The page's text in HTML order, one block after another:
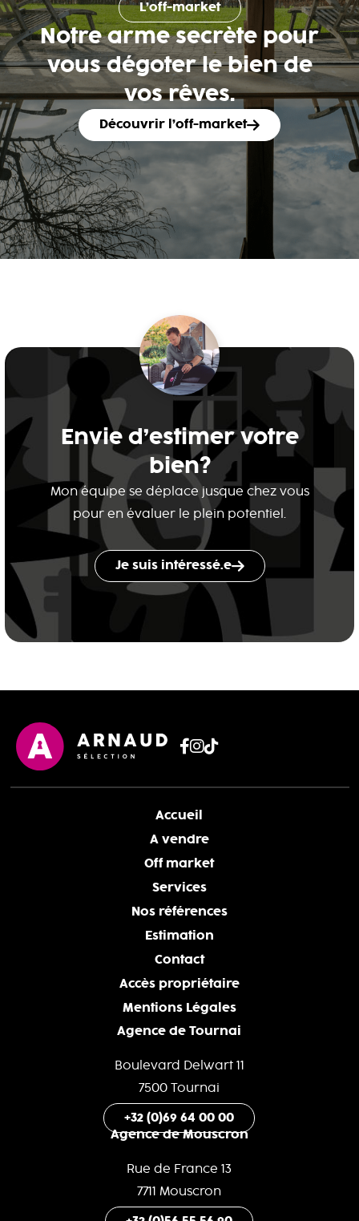
L’off-market
Notre arme secrète pour
vous dégoter le bien de
vos rêves.
Découvrir l’off-market
Envie d’estimer votre
bien?
Mon équipe se déplace jusque chez vous
pour en évaluer le plein potentiel.
Je suis intéressé.e
Accueil
A vendre
Off market
Services
Nos références
Estimation
Contact
Accès propriétaire
Mentions Légales
Agence de Tournai
Boulevard Delwart 11
7500 Tournai
+32 (0)69 64 00 00
Agence de Mouscron
Rue de France 13
7711 Mouscron